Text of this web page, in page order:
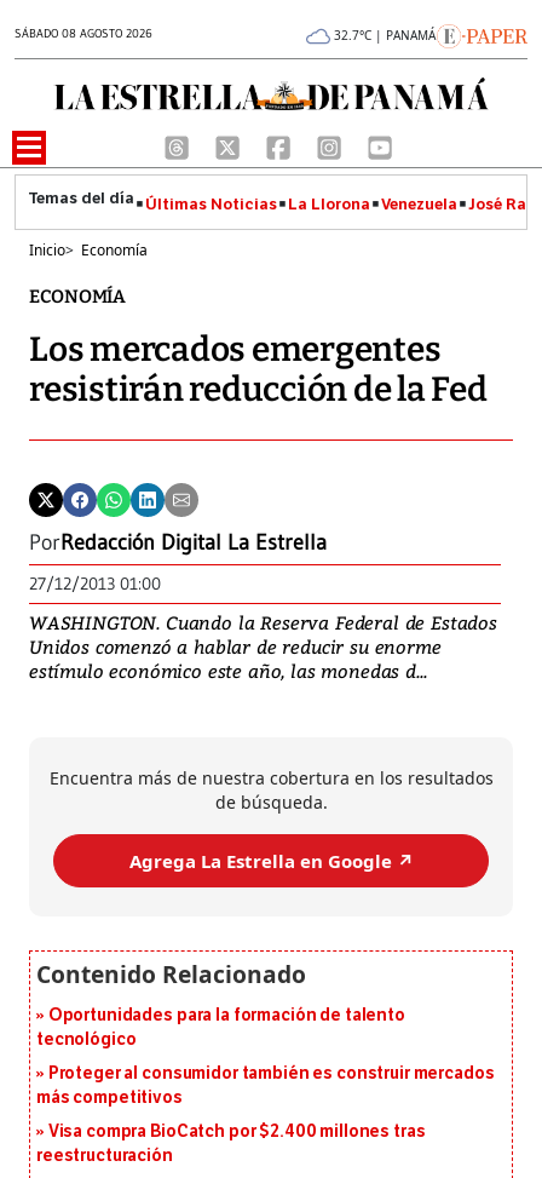
SÁBADO 08 AGOSTO 2026 32.7°C | PANAMÁ
Últimas Noticias La Llorona Venezuela José
Inicio> Economía
ECONOMÍA
Los mercados emergentes
resistirán reducción de la Fed
PorRedacción Digital La Estrella
27/12/2013 01:00
WASHINGTON. Cuando la Reserva Federal de Estados
Unidos comenzó a hablar de reducir su enorme
estímulo económico este año, las monedas d...
Encuentra más de nuestra cobertura en los resultados
de búsqueda.
Agrega La Estrella en Google ↗️
Oportunidades para la formación de talento
tecnológico
Proteger al consumidor también es construir mercados
más competitivos
Visa compra BioCatch por $2.400 millones tras
reestructuración